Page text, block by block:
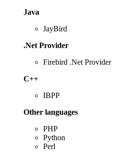
Java
JayBird
.Net Provider
Firebird .Net Provider
C++
IBPP
Other languages
PHP
Python
Perl